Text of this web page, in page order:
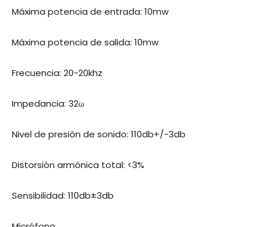
Máxima potencia de entrada: 10mw
Máxima potencia de salida: 10mw
Frecuencia: 20-20khz
Impedancia: 32ω
Nivel de presión de sonido: 110db+/-3db
Distorsión armónica total: <3%
Sensibilidad: 110db±3db